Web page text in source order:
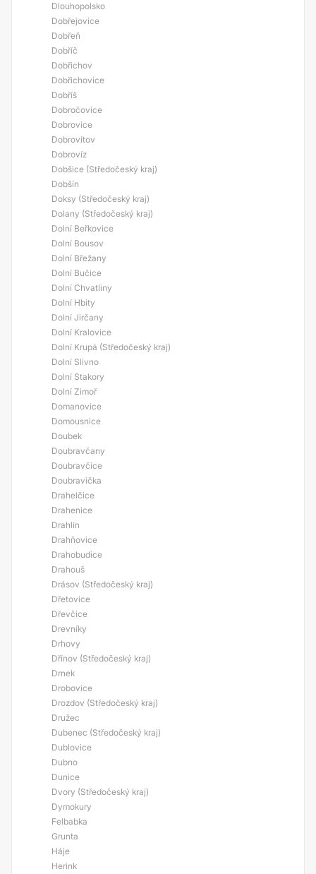
Dlouhopolsko
Dobřejovice
Dobřeň
Dobříč
Dobřichov
Dobřichovice
Dobříš
Dobročovice
Dobrovice
Dobrovítov
Dobrovíz
Dobšice (Středočeský kraj)
Dobšín
Doksy (Středočeský kraj)
Dolany (Středočeský kraj)
Dolní Beřkovice
Dolní Bousov
Dolní Břežany
Dolní Bučice
Dolní Chvatliny
Dolní Hbity
Dolní Jirčany
Dolní Kralovice
Dolní Krupá (Středočeský kraj)
Dolní Slivno
Dolní Stakory
Dolní Zimoř
Domanovice
Domousnice
Doubek
Doubravčany
Doubravčice
Doubravička
Drahelčice
Drahenice
Drahlín
Drahňovice
Drahobudice
Drahouš
Drásov (Středočeský kraj)
Dřetovice
Dřevčice
Drevníky
Drhovy
Dřínov (Středočeský kraj)
Drnek
Drobovice
Drozdov (Středočeský kraj)
Družec
Dubenec (Středočeský kraj)
Dublovice
Dubno
Dunice
Dvory (Středočeský kraj)
Dymokury
Felbabka
Grunta
Háje
Herink